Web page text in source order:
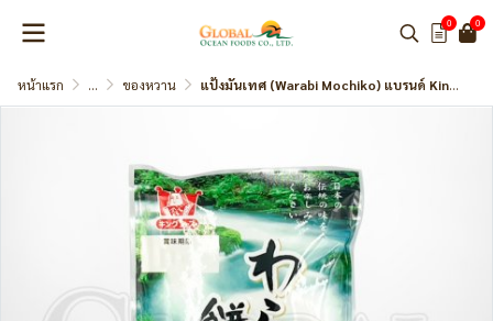
0 0
หน้าแรก ... ของหวาน แป้งมันเทศ (Warabi Mochiko) แบรนด์ King Foods